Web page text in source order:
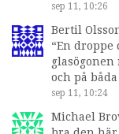
sep 11, 10:26
Bertil
“En droppe
och på
sep 11, 10:24
Michael